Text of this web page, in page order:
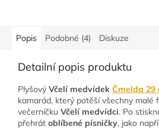
Popis Podobné (4) Diskuze
Detailní popis produktu
Plyšový Včelí medvídek Čmelda 29
kamarád, který potěší všechny malé
večerníčku Včelí medvídci. Po
přehrát oblíbené písničky, jako